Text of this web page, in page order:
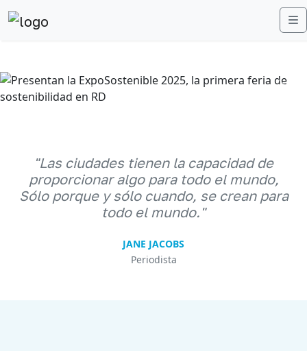
Anterior
"Las ciudades tienen la capacidad de
proporcionar algo para todo el mundo,
Sólo porque y sólo cuando, se crean para
todo el mundo."
JANE JACOBS
Periodista